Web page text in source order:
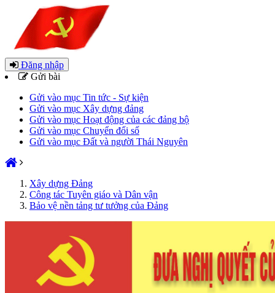
Đăng nhập
Gửi bài
Gửi vào mục Tin tức - Sự kiện
Gửi vào mục Xây dựng đảng
Gửi vào mục Hoạt động của các đảng bộ
Gửi vào mục Chuyển đổi số
Gửi vào mục Đất và người Thái Nguyên
Xây dựng Đảng
Công tác Tuyên giáo và Dân vận
Bảo vệ nền tảng tư tưởng của Đảng